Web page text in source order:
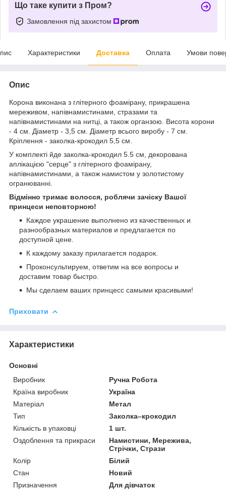
Що таке купити з Пром?
Замовлення під захистом
Характеристики Доставка Оплата Умови
Опис
Корона виконана з глітерного фоамірану, прикрашена
мереживом, напівнамистинами, стразами та
напівнамистинами на нитці, а також органзою. Висота корони
- 4 см. Діаметр - 3,5 см. Діаметр всього виробу - 7 см.
Кріплення - заколка-крокодил 5,5 см.
У комплекті йде заколка-крокодил 5.5 см, декорована
аплікацією "серце" з глітерного фоамірану,
напівнамистинами, а також намистом у золотистому
огранюванні.
Відмінно тримає волосся, роблячи зачіску Вашої
принцеси неповторною!
Каждое украшение выполнено из качественных и
разнообразных материалов и предлагается по
доступной цене.
К каждому заказу прилагается подарок.
Проконсультируем, ответим на все вопросы и
доставим товар быстро.
Мы сделаем ваших принцесс самыми красивыми!
Приховати
Характеристики
Основні
Виробник
Ручна Робота
Країна виробник
Україна
Матеріал
Метал
Тип
Заколка–крокодил
Кількість в упаковці
1 шт.
Оздоблення та прикраси
Намистини, Мережива,
Стрічки, Стрази
Колір
Білий
Стан
Новий
Призначення
Для дівчаток